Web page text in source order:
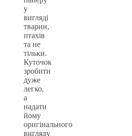
у
вигляді
тварин,
птахів
та не
тільки.
Куточок
зробити
дуже
легко,
а
надати
йому
оригінального
вигляду